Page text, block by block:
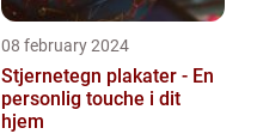
08 february 2024
Stjernetegn plakater - En
personlig touche i dit
hjem